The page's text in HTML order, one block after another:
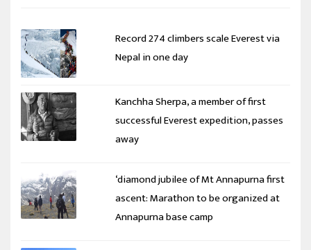
Record 274 climbers scale Everest via
Nepal in one day
Kanchha Sherpa, a member of first
successful Everest expedition, passes
away
‘diamond jubilee of Mt Annapurna first
ascent: Marathon to be organized at
Annapurna base camp